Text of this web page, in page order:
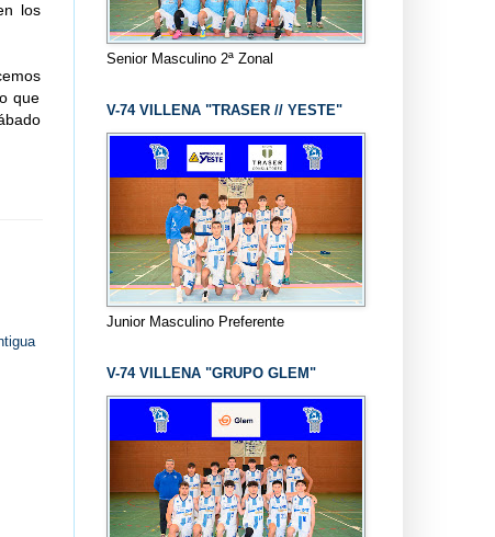
los
que
Senior Masculino 2ª Zonal
V-74 VILLENA "TRASER // YESTE"
Junior Masculino Preferente
V-74 VILLENA "GRUPO GLEM"